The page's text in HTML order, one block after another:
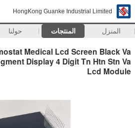
HongKong Guanke Industrial Limited
المنزل المنتجات حولنا
Medical Lcd Screen Black Va
Display 4 Digit Tn Htn Stn Va
Lcd Module